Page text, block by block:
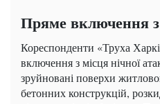
Пряме включення з
Кореспонденти «Труха
включення з місця нічної
зруйновані поверхи
бетонних конструкцій,